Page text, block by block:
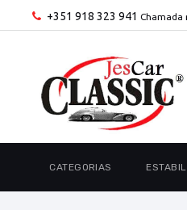
+351 918 323 941 Chamada
CATEGORIAS